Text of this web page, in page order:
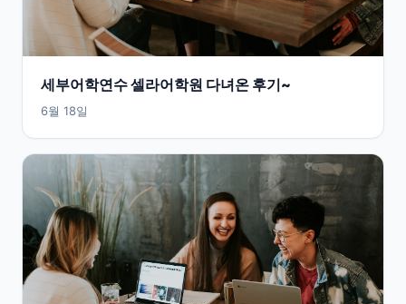
세부어학연수 셀라어학원 다녀온 후기~
6월 18일